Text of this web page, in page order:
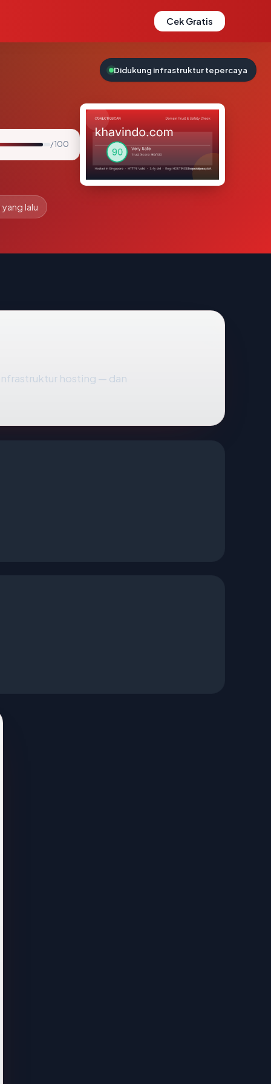
Cek Gratis
/ 100
lalu
hosting — dan
Didukung infrastruktur tepercaya